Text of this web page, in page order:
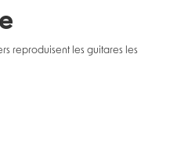
reproduisent les guitares les